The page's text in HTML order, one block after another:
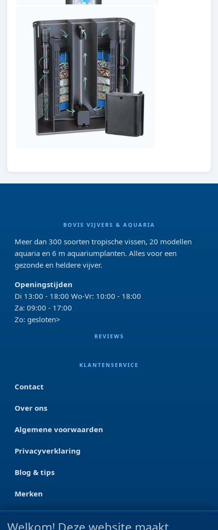
BOVIS VIJVERS & AQUARIA
Meer dan 300 soorten tropische vissen, 20 modellen
aquaria en 6 m aquariumplanten. Alles voor een
gezonde en heldere vijver.
Openingstijden
Di 13:00 - 18:00 Wo-Vr: 10:00 - 18:00
Za: 09:00 - 17:00
Zo: gesloten>
REVIEWS
KLANTENSERVICE
Contact
Over ons
Algemene voorwaarden
Privacyverklaring
Blog & tips
Merken
CONTACT